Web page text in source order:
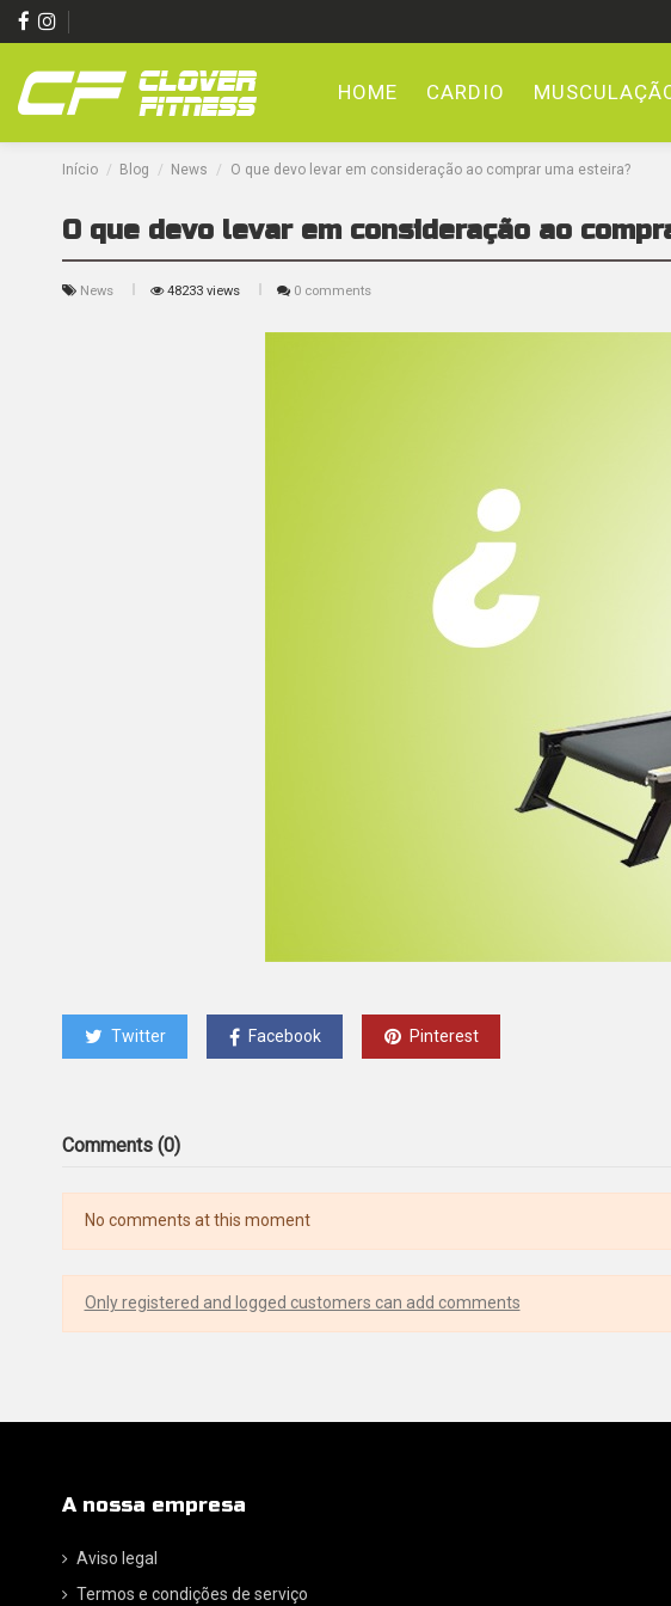
HOME CARDIO
Início Blog News O que devo levar em consideração ao comprar uma esteira?
O que devo levar em consideração ao
News 48233 views 0 comments
Twitter Facebook Pinterest
Comments (0)
No comments at this moment
Only registered and logged customers can add comments
A nossa empresa
Aviso legal
Termos e condições de serviço